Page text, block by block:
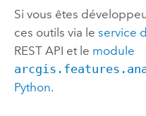
Si vous êtes
ces outils via le service
REST API et le module
Python.